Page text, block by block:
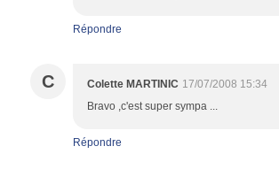
Répondre
C Colette MARTINIC 17/07/2008 15:34
Bravo ,c'est super sympa ...
Répondre